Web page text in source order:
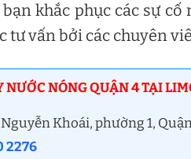
khắc phục các sự
tư vấn bởi các chuyên
NƯỚC NÓNG QUẬN 4 TẠI
Khoái, phường 1,
2276